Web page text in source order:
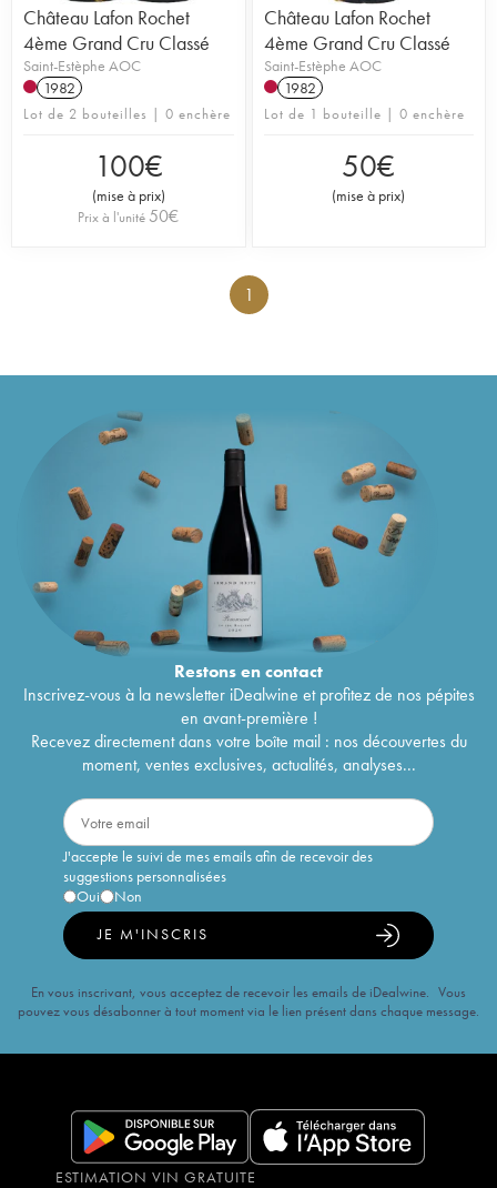
Château Lafon Rochet
4ème Grand Cru Classé
Saint-Estèphe AOC
1982
Lot de 2 bouteilles | 0 enchère
100€
(mise à prix)
Prix à l'unité 50€
Château Lafon Rochet
4ème Grand Cru Classé
Saint-Estèphe AOC
1982
Lot de 1 bouteille | 0 enchère
50€
(mise à prix)
1
Restons encontact
Inscrivez-vous à la newsletter iDealwine et profitez de nos pépites
en avant-première !
Recevez directement dans votre boîte mail : nos découvertes du
moment, ventes exclusives, actualités, analyses...
J'accepte le suivi de mes emails afin de recevoir des
suggestions personnalisées
Oui
Non
JE M'INSCRIS
En vous inscrivant, vous acceptez de recevoir les emails de iDealwine. Vous
pouvez vous désabonner à tout moment via le lien présent dans chaque message.
ESTIMATION VIN GRATUITE